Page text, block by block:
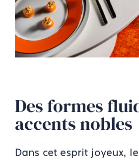
Des formes
accents nobles
Dans cet esprit joyeux,